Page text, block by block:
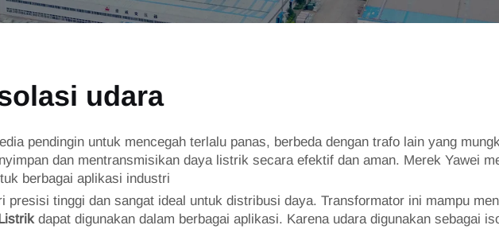
udara
pendingin untuk mencegah terlalu panas, berbeda dengan trafo lain yang
dan mentransmisikan daya listrik secara efektif dan aman. Merek Yawei
berbagai aplikasi industri
presisi tinggi dan sangat ideal untuk distribusi daya. Transformator ini mampu
dapat digunakan dalam berbagai aplikasi. Karena udara digunakan sebagai